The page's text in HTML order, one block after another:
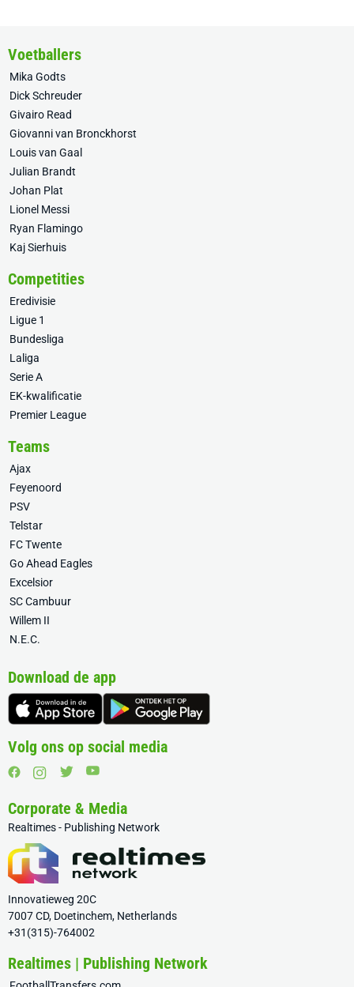
Voetballers
Mika Godts
Dick Schreuder
Givairo Read
Giovanni van Bronckhorst
Louis van Gaal
Julian Brandt
Johan Plat
Lionel Messi
Ryan Flamingo
Kaj Sierhuis
Competities
Eredivisie
Ligue 1
Bundesliga
Laliga
Serie A
EK-kwalificatie
Premier League
Teams
Ajax
Feyenoord
PSV
Telstar
FC Twente
Go Ahead Eagles
Excelsior
SC Cambuur
Willem II
N.E.C.
Download de app
Volg ons op social media
Corporate & Media
Realtimes - Publishing Network
Innovatieweg 20C
7007 CD, Doetinchem, Netherlands
+31(315)-764002
Realtimes | Publishing Network